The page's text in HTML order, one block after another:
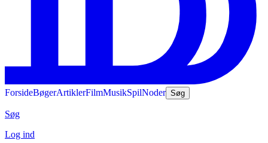
ForsideBøgerArtiklerFilmMusikSpilNoder Søg
Søg
Log ind